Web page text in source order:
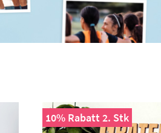
10% Rabatt 2. Stk